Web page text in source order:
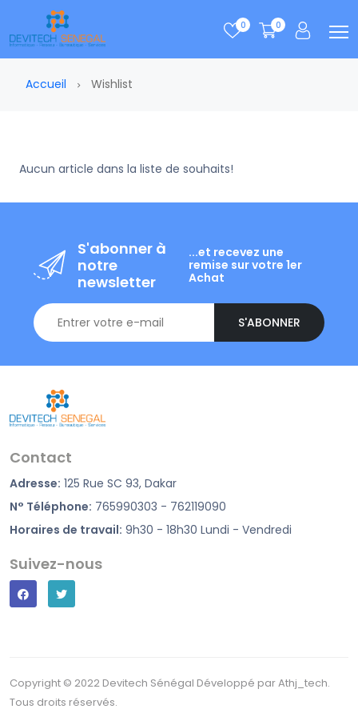
0 0
Accueil Wishlist
Aucun article dans la liste de souhaits!
S'abonner à
notre
newsletter
...et recevez une
remise sur votre 1er
Achat
S'ABONNER
Contact
Adresse: 125 Rue SC 93, Dakar
N° Téléphone: 765990303 - 762119090
Horaires de travail: 9h30 - 18h30 Lundi - Vendredi
Suivez-nous
Copyright © 2022 Devitech Sénégal Développé par Athj_tech.
Tous droits réservés.